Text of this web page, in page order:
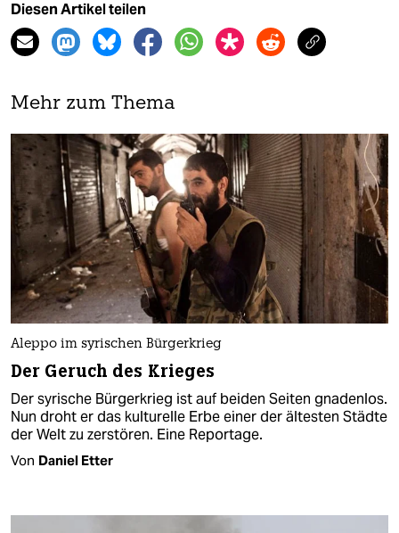
Diesen Artikel teilen
Mehr zum Thema
Aleppo im syrischen Bürgerkrieg
Der Geruch des Krieges
Der syrische Bürgerkrieg ist auf beiden Seiten gnadenlos.
Nun droht er das kulturelle Erbe einer der ältesten Städte
der Welt zu zerstören. Eine Reportage.
Von Daniel Etter